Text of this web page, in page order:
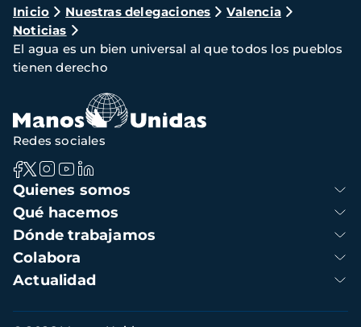
Ruta
de
navegación
Inicio Nuestras delegaciones
Valencia
Noticias
El agua es un bien universal al que todos los pueblos
tienen derecho
Navegación
principal
Quienes somos
Qué hacemos
Dónde trabajamos
Colabora
Actualidad
Redes sociales